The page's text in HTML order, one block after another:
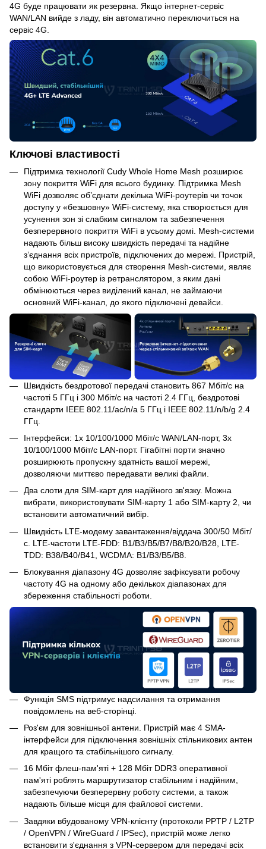
4G буде працювати як резервна. Якщо інтернет-сервіс
WAN/LAN вийде з ладу, він автоматично переключиться на
сервіс 4G.
Ключові властивості
Підтримка технології Cudy Whole Home Mesh розширює
зону покриття WiFi для всього будинку. Підтримка Mesh
WiFi дозволяє об’єднати декілька WiFi-роутерів чи точок
доступу у «безшовну» WiFi-систему, яка створюється для
усунення зон зі слабким сигналом та забезпечення
безперервного покриття WiFi в усьому домі. Mesh-системи
надають більш високу швидкість передачі та надійне
з’єднання всіх пристроїв, підключених до мережі. Пристрій,
що використовується для створення Mesh-системи, являє
собою WiFi-роутер із ретранслятором, з яким дані
обмінюються через виділений канал, не займаючи
основний WiFi-канал, до якого підключені девайси.
Швидкість бездротової передачі становить 867 Мбіт/с на
частоті 5 ГГц і 300 Мбіт/с на частоті 2.4 ГГц, бездротові
стандарти IEEE 802.11/ac/n/a 5 ГГц і IEEE 802.11/n/b/g 2.4
ГГц.
Інтерфейси: 1x 10/100/1000 Мбіт/с WAN/LAN-порт, 3x
10/100/1000 Мбіт/с LAN-порт. Гігабітні порти значно
розширюють пропускну здатність вашої мережі,
дозволяючи миттєво передавати великі файли.
Два слоти для SIM-карт для надійного зв'язку. Можна
вибрати, використовувати SIM-карту 1 або SIM-карту 2, чи
встановити автоматичний вибір.
Швидкість LTE-модему завантаження/віддача 300/50 Мбіт/
с. LTE-частоти LTE-FDD: B1/B3/B5/B7/B8/B20/B28, LTE-
TDD: B38/B40/B41, WCDMA: B1/B3/B5/B8.
Блокування діапазону 4G дозволяє зафіксувати робочу
частоту 4G на одному або декількох діапазонах для
збереження стабільності роботи.
Функція SMS підтримує надсилання та отримання
повідомлень на веб-сторінці.
Роз'єм для зовнішньої антени. Пристрій має 4 SMA-
інтерфейси для підключення зовнішніх стільникових антен
для кращого та стабільнішого сигналу.
16 Мбіт флеш-пам'яті + 128 Мбіт DDR3 оперативної
пам'яті роблять маршрутизатор стабільним і надійним,
забезпечуючи безперервну роботу системи, а також
надають більше місця для файлової системи.
Завдяки вбудованому VPN-клієнту (протоколи PPTP / L2TP
/ OpenVPN / WireGuard / IPSec), пристрій може легко
встановити з'єднання з VPN-сервером для передачі всіх